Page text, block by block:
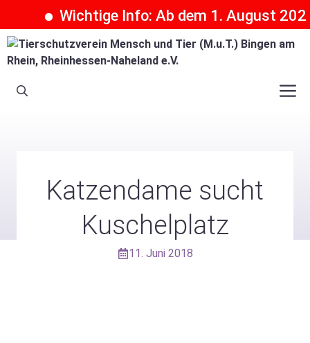
Wichtige Info: Ab dem 1. August
Zum
Inhalt
springen
Katzendame sucht
Kuschelplatz
11. Juni 2018